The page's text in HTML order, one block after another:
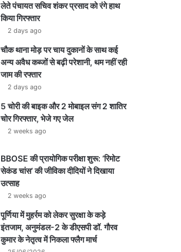
लेते पंचायत सचिव शंकर प्रसाद को रंगे हाथ
किया गिरफ्तार
2 days ago
चौक थाना मोड़ पर चाय दुकानों के साथ कई
अन्य अवैध कब्जों से बढ़ी परेशानी, थम नहीं रही
जाम की रफ्तार
2 days ago
5 चोरी की बाइक और 2 मोबाइल संग 2 शातिर
चोर गिरफ्तार, भेजे गए जेल
2 weeks ago
BBOSE की प्रायोगिक परीक्षा शुरू: ‘रिमोट
सेकंड चांस’ की जीविका दीदियों ने दिखाया
उत्साह
2 weeks ago
पूर्णिया में मुहर्रम को लेकर सुरक्षा के कड़े
इंतजाम, अनुमंडल-2 के डीएसपी डॉ. गौरव
कुमार के नेतृत्व में निकला फ्लैग मार्च